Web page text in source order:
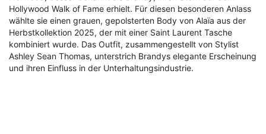
Hollywood Walk of Fame erhielt. Für diesen besonderen Anlass
wählte sie einen grauen, gepolsterten Body von Alaïa aus der
Herbstkollektion 2025, der mit einer Saint Laurent Tasche
kombiniert wurde. Das Outfit, zusammengestellt von Stylist
Ashley Sean Thomas, unterstrich Brandys elegante Erscheinung
und ihren Einfluss in der Unterhaltungsindustrie.